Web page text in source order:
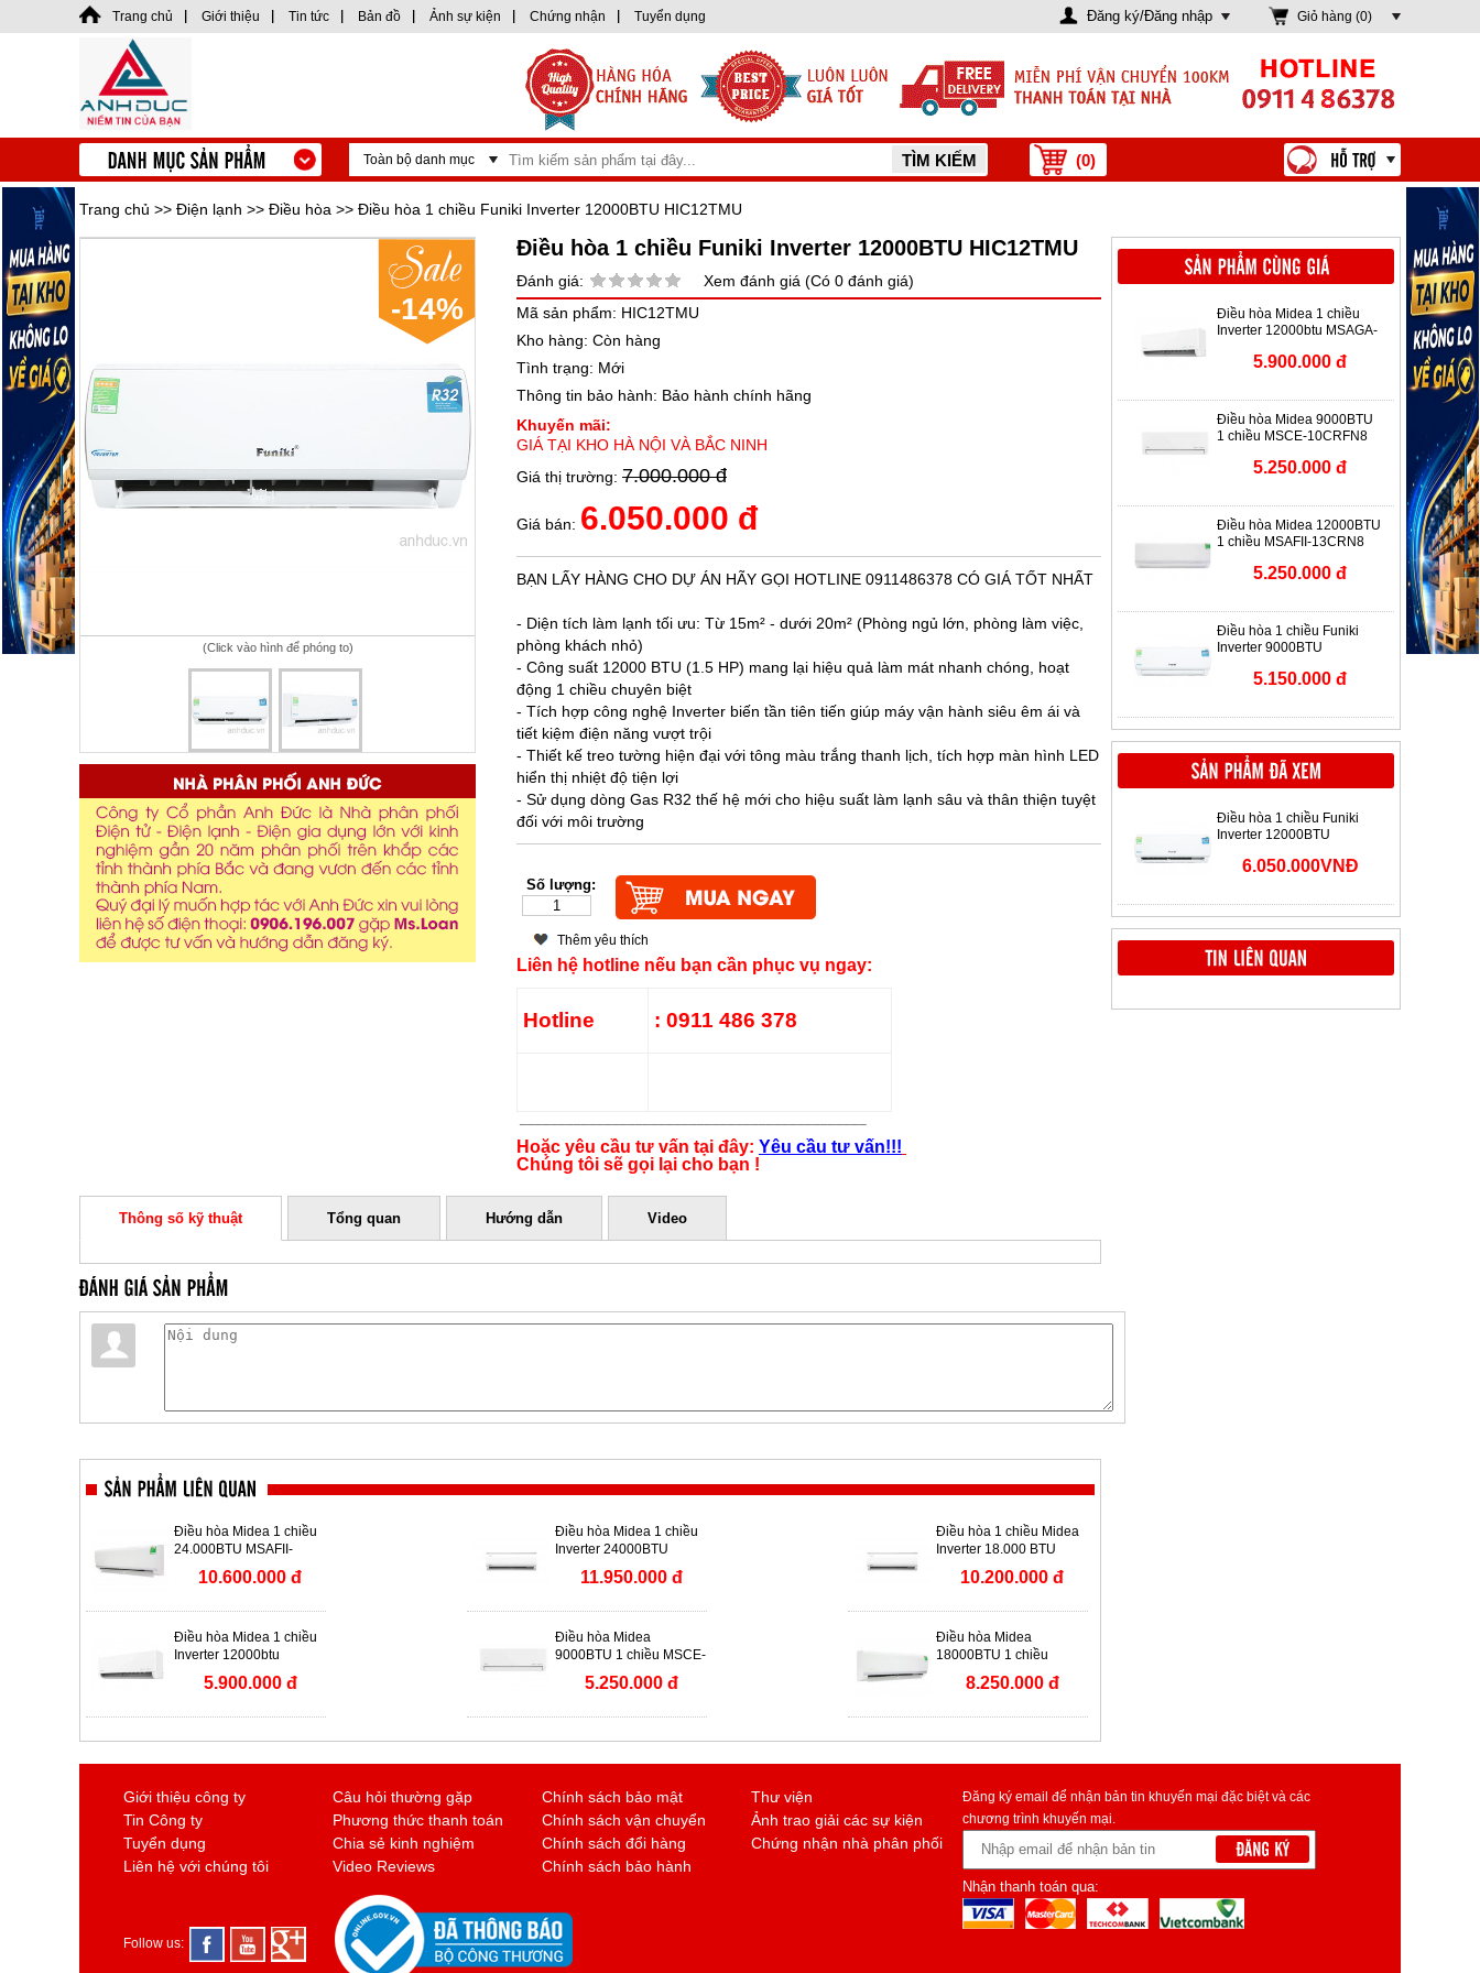
Trang chủ Giới thiệu Tin tức Bản đồ Ảnh sự kiện Chứng nhận Tuyển dụng Giỏ hàng (0)
Đăng ký/Đăng nhập
Toàn bộ danh mục (0)
Trang chủ >> Điện lạnh >> Điều hòa >> Điều hòa 1 chiều Funiki Inverter 12000BTU HIC12TMU
-14%
(Click vào hình để phóng to)
Điều hòa 1 chiều Funiki Inverter 12000BTU HIC12TMU
Đánh giá:
Xem đánh giá (Có 0 đánh giá)
Mã sản phẩm: HIC12TMU
Kho hàng: Còn hàng
Tình trạng: Mới
Thông tin bảo hành: Bảo hành chính hãng
Khuyến mãi:
GIÁ TẠI KHO HÀ NỘI VÀ BẮC NINH
Giá thị trường: 7.000.000 đ
Giá bán: 6.050.000 đ
BẠN LẤY HÀNG CHO DỰ ÁN HÃY GỌI HOTLINE 0911486378 CÓ GIÁ TỐT NHẤT
- Diện tích làm lạnh tối ưu: Từ 15m² - dưới 20m² (Phòng ngủ lớn, phòng làm việc,
phòng khách nhỏ)
- Công suất 12000 BTU (1.5 HP) mang lại hiệu quả làm mát nhanh chóng, hoạt
động 1 chiều chuyên biệt
- Tích hợp công nghệ Inverter biến tần tiên tiến giúp máy vận hành siêu êm ái và
tiết kiệm điện năng vượt trội
- Thiết kế treo tường hiện đại với tông màu trắng thanh lịch, tích hợp màn hình LED
hiển thị nhiệt độ tiện lợi
- Sử dụng dòng Gas R32 thế hệ mới cho hiệu suất làm lạnh sâu và thân thiện tuyệt
đối với môi trường
Số lượng:
Thêm yêu thích
Liên hệ hotline nếu bạn cần phục vụ ngay:
Hotline : 0911 486 378
Hoặc yêu cầu tư vấn tại đây: Yêu cầu tư vấn!!!
Chúng tôi sẽ gọi lại cho bạn !
Thông số kỹ thuật Tổng quan Hướng dẫn Video
Điều hòa Midea 1 chiều
24.000BTU MSAFII-
24CRN8
10.600.000 đ
Điều hòa Midea 1 chiều
Inverter 24000BTU
MSCE-25CRFN8
11.950.000 đ
Điều hòa 1 chiều Midea
Inverter 18.000 BTU
MSCE-19CRFN8
10.200.000 đ
Điều hòa Midea 1 chiều
Inverter 12000btu
MSAGA-13CRDN8
5.900.000 đ
Điều hòa Midea
9000BTU 1 chiều MSCE-
10CRFN8
5.250.000 đ
Điều hòa Midea
18000BTU 1 chiều
MSAFII-18CRN8
8.250.000 đ
Điều hòa Midea 1 chiều
Inverter 12000btu MSAGA-
5.900.000 đ
Điều hòa Midea 9000BTU
1 chiều MSCE-10CRFN8
5.250.000 đ
Điều hòa Midea 12000BTU
1 chiều MSAFII-13CRN8
5.250.000 đ
Điều hòa 1 chiều Funiki
Inverter 9000BTU
5.150.000 đ
Điều hòa 1 chiều Funiki
Inverter 12000BTU
6.050.000VNĐ
Giới thiệu công ty
Tin Công ty
Tuyển dụng
Liên hệ với chúng tôi
Follow us:
Câu hỏi thường gặp
Phương thức thanh toán
Chia sẻ kinh nghiệm
Video Reviews
Chính sách bảo mật
Chính sách vận chuyển
Chính sách đổi hàng
Chính sách bảo hành
Thư viện
Ảnh trao giải các sự kiện
Chứng nhận nhà phân phối
Đăng ký email để nhận bản tin khuyến mại đặc biệt và các
chương trình khuyến mại.
Nhận thanh toán qua: